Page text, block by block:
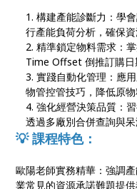
構建產能診斷力：學
行產能負荷分析，確保
精準鎖定物料需求：
Time Offset 倒推訂購日
實踐自動化管理：應
物管控管技巧，降低原物
強化經營決策品質：
透過多廠別合併查詢與
💡 課程特色：
歐陽老師實務精華：強調
業常見的資源承諾難題提供